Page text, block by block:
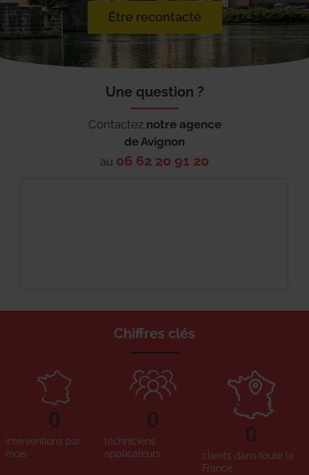
Être recontacté
Une question ?
Contactez notre agence
deAvignon
au 06 62 20 91 20
Chiffres clés
interventions par
mois
0
techniciens
applicateurs
0
clients dans toute la
France
0